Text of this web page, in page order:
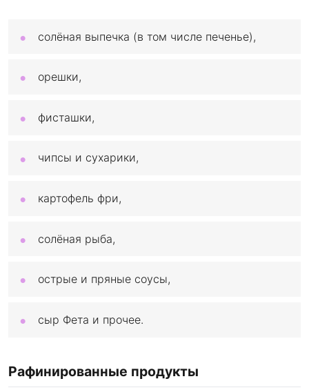
солёная выпечка (в том числе печенье),
орешки,
фисташки,
чипсы и сухарики,
картофель фри,
солёная рыба,
острые и пряные соусы,
сыр Фета и прочее.
Рафинированные продукты